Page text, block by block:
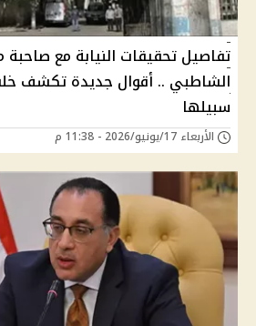
تفاصيل تحقيقات النيابة مع
الشاطبي .. أقوال جديدة تكشف
سبيلها
الأربعاء 17/يونيو/2026 - 11:38 م